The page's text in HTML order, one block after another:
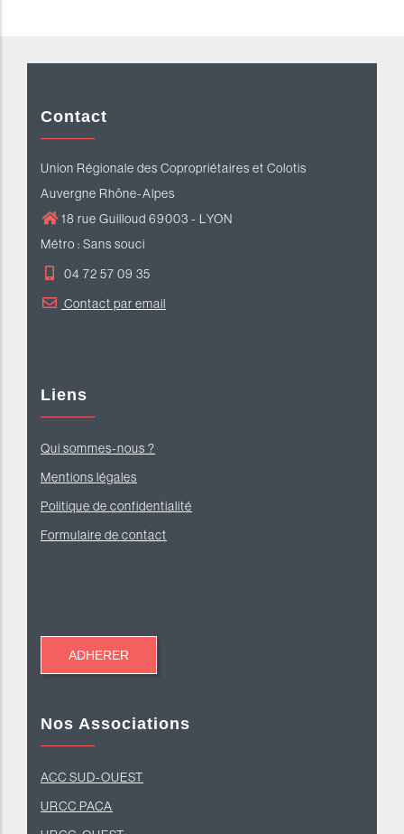
Contact
Union Régionale des Copropriétaires et Colotis
Auvergne Rhône-Alpes
18 rue Guilloud 69003 - LYON
Métro : Sans souci
04 72 57 09 35
Contact par email
Liens
Qui sommes-nous ?
Mentions légales
Politique de confidentialité
Formulaire de contact
Nos Associations
ACC SUD-OUEST
URCC PACA